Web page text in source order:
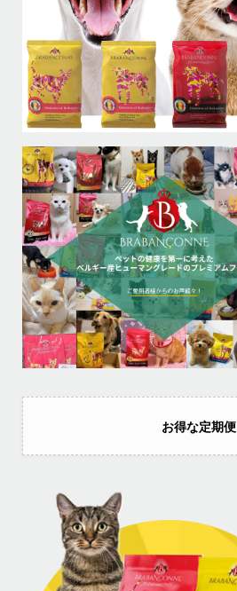
お得な定期便